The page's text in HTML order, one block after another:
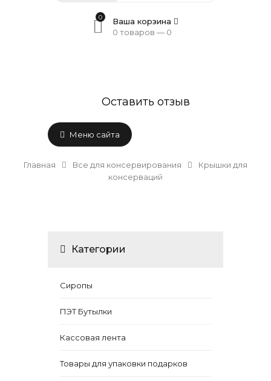
0
Ваша корзина
0 товаров — 0
Оставить отзыв
Меню сайта
Главная Все для консервирования
Крышки для
консерваций
Категории
Сиропы
ПЭТ Бутылки
Кассовая лента
Товары для упаковки подарков